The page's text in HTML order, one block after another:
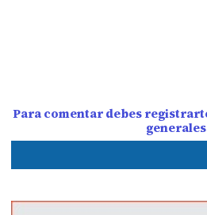
Para comentar debes